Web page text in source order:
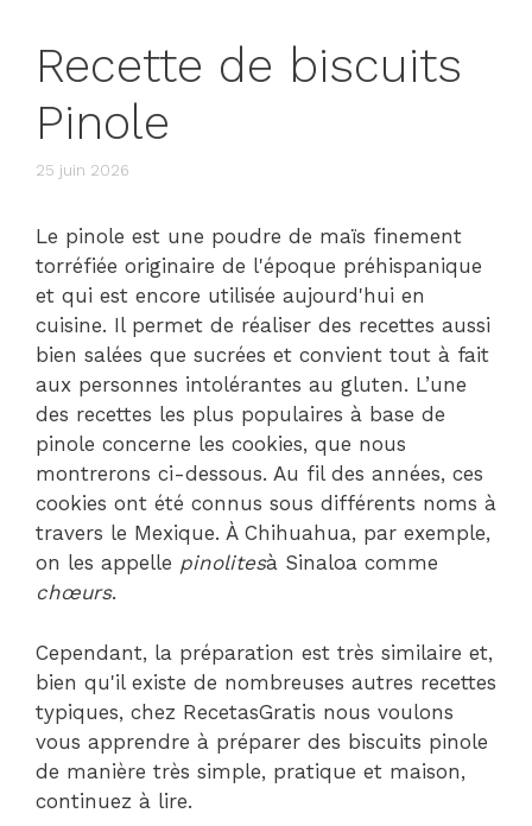
Recette de biscuits
Pinole
25 juin 2026
Le pinole est une poudre de maïs finement
torréfiée originaire de l'époque préhispanique
et qui est encore utilisée aujourd'hui en
cuisine. Il permet de réaliser des recettes aussi
bien salées que sucrées et convient tout à fait
aux personnes intolérantes au gluten. L’une
des recettes les plus populaires à base de
pinole concerne les cookies, que nous
montrerons ci-dessous. Au fil des années, ces
cookies ont été connus sous différents noms à
travers le Mexique. À Chihuahua, par exemple,
on les appelle pinolitesà Sinaloa comme
chœurs.
Cependant, la préparation est très similaire et,
bien qu'il existe de nombreuses autres recettes
typiques, chez RecetasGratis nous voulons
vous apprendre à préparer des biscuits pinole
de manière très simple, pratique et maison,
continuez à lire.